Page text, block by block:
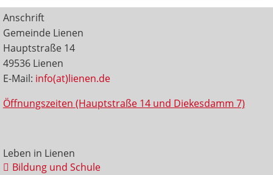
Anschrift
Gemeinde Lienen
Hauptstraße 14
49536 Lienen
E-Mail: info(at)lienen.de
Öffnungszeiten (Hauptstraße 14 und Diekesdamm 7)
Leben in Lienen
Bildung und Schule